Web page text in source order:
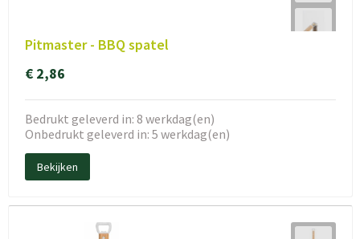
Pitmaster - BBQ spatel
€ 2,86
Bedrukt geleverd in: 8 werkdag(en)
Onbedrukt geleverd in: 5 werkdag(en)
Bekijken